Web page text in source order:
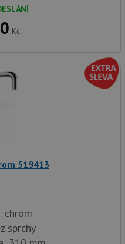
Kč
519413
chrom
sprchy